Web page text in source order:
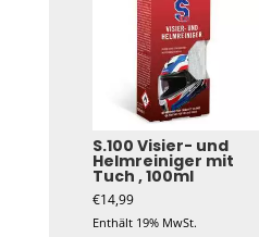
S.100 Visier- und
Helmreiniger mit
Tuch , 100ml
€14,99
Enthält 19% MwSt.